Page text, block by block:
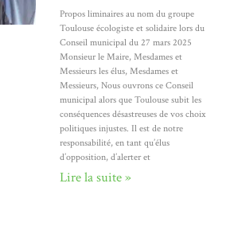
Propos liminaires au nom du groupe
Toulouse écologiste et solidaire lors du
Conseil municipal du 27 mars 2025
Monsieur le Maire, Mesdames et
Messieurs les élus, Mesdames et
Messieurs, Nous ouvrons ce Conseil
municipal alors que Toulouse subit les
conséquences désastreuses de vos choix
politiques injustes. Il est de notre
responsabilité, en tant qu’élus
d’opposition, d’alerter et
Lire la suite »